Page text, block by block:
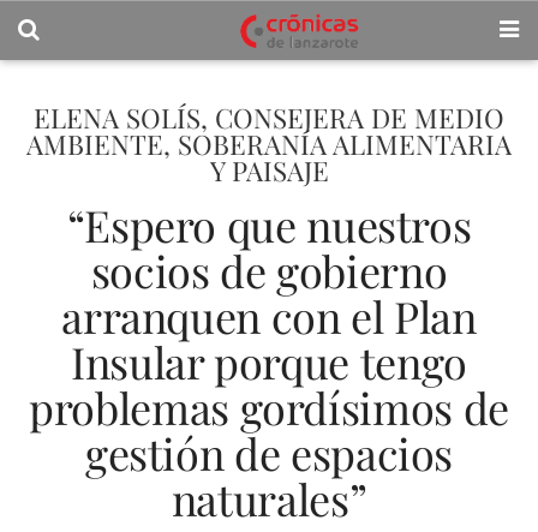
ELENA SOLÍS, CONSEJERA DE MEDIO
AMBIENTE, SOBERANÍA ALIMENTARIA
Y PAISAJE
“Espero que nuestros
socios de gobierno
arranquen con el Plan
Insular porque tengo
problemas gordísimos de
gestión de espacios
naturales”